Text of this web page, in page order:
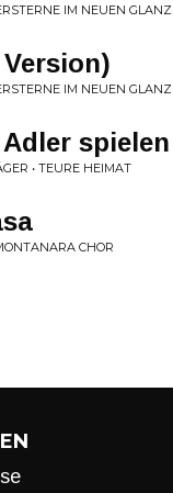
IM NEUEN GLANZ
IM NEUEN GLANZ
spielen
• TEURE HEIMAT
CHOR